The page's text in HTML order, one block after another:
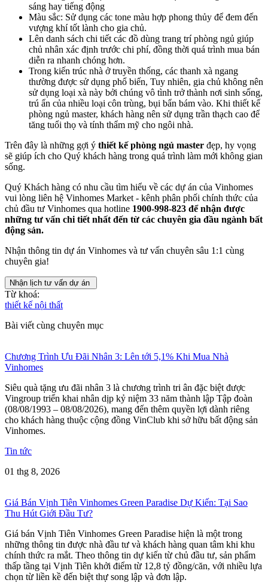
sáng hay tiếng động
Màu sắc: Sử dụng các tone màu hợp phong thủy để đem đến
vượng khí tốt lành cho gia chủ.
Lên danh sách chi tiết các đồ dùng trang trí phòng ngủ giúp
chủ nhân xác định trước chi phí, đồng thời quá trình mua bán
diễn ra nhanh chóng hơn.
Trong kiến trúc nhà ở truyền thống, các thanh xà ngang
thường được sử dụng phổ biến, Tuy nhiên, gia chủ không nên
sử dụng loại xà này bởi chúng vô tình trở thành nơi sinh sống,
trú ẩn của nhiều loại côn trùng, bụi bẩn bám vào. Khi thiết kế
phòng ngủ master, khách hàng nên sử dụng trần thạch cao để
tăng tuổi thọ và tính thẩm mỹ cho ngôi nhà.
Trên đây là những gợi ý thiết kế phòng ngủ master đẹp, hy vọng
sẽ giúp ích cho Quý khách hàng trong quá trình làm mới không gian
sống.
Quý Khách hàng có nhu cầu tìm hiểu về các dự án của Vinhomes
vui lòng liên hệ Vinhomes Market - kênh phân phối chính thức của
chủ đầu tư Vinhomes qua hotline 1900-998-823 để nhận được
những tư vấn chi tiết nhất đến từ các chuyên gia đầu ngành bất
động sản.
Nhận thông tin dự án Vinhomes và tư vấn chuyên sâu 1:1 cùng
chuyên gia!
Nhận lịch tư vấn dự án
Từ khoá:
thiết kế nội thất
Bài viết cùng chuyên mục
Chương Trình Ưu Đãi Nhân 3: Lên tới 5,1% Khi Mua Nhà
Vinhomes
Siêu quà tặng ưu đãi nhân 3 là chương trình tri ân đặc biệt được
Vingroup triển khai nhân dịp kỷ niệm 33 năm thành lập Tập đoàn
(08/08/1993 – 08/08/2026), mang đến thêm quyền lợi dành riêng
cho khách hàng thuộc cộng đồng VinClub khi sở hữu bất động sản
Vinhomes.
Tin tức
01 thg 8, 2026
Giá Bán Vịnh Tiên Vinhomes Green Paradise Dự Kiến: Tại Sao
Thu Hút Giới Đầu Tư?
Giá bán Vịnh Tiên Vinhomes Green Paradise hiện là một trong
những thông tin được nhà đầu tư và khách hàng quan tâm khi khu
chính thức ra mắt. Theo thông tin dự kiến từ chủ đầu tư, sản phẩm
thấp tầng tại Vịnh Tiên khởi điểm từ 12,8 tỷ đồng/căn, với nhiều lựa
chọn từ liền kề đến biệt thự song lập và đơn lập.